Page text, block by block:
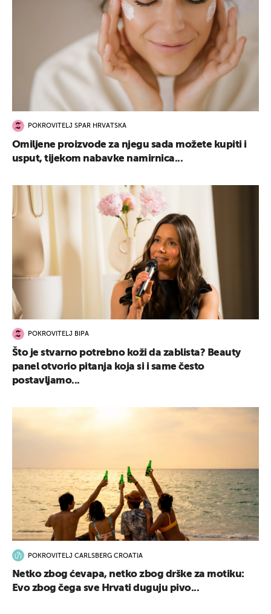
POKROVITELJ SPAR HRVATSKA
Omiljene proizvode za njegu sada možete kupiti i
usput, tijekom nabavke namirnica...
POKROVITELJ BIPA
Što je stvarno potrebno koži da zablista? Beauty
panel otvorio pitanja koja si i same često
postavljamo...
POKROVITELJ CARLSBERG CROATIA
Netko zbog ćevapa, netko zbog drške za motiku:
Evo zbog čega sve Hrvati duguju pivo...